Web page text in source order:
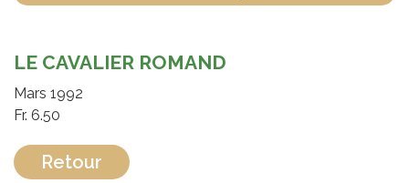
LE CAVALIER ROMAND
Mars 1992
Fr. 6.50
Retour